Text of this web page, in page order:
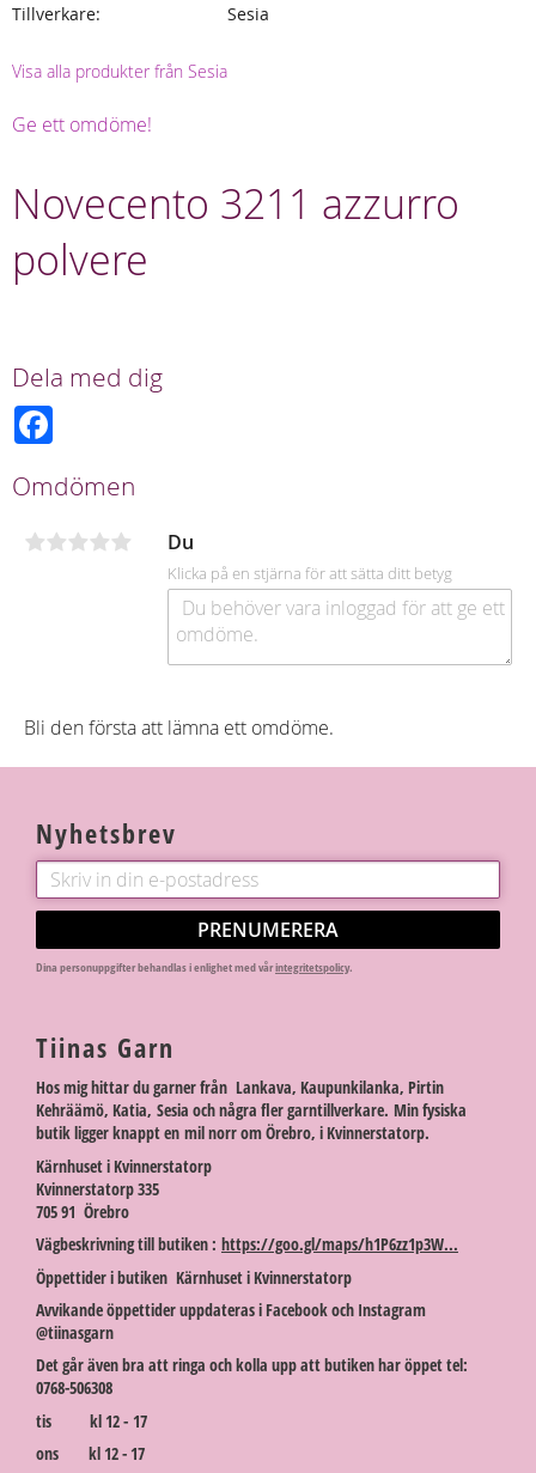
Tillverkare
Sesia
Visa alla produkter från Sesia
Ge ett omdöme!
Novecento 3211 azzurro
polvere
Dela med dig
b
o
k
Omdömen
Du
Klicka på en stjärna för att sätta ditt betyg
Bli den första att lämna ett omdöme.
Nyhetsbrev
PRENUMERERA
Dina personuppgifter behandlas i enlighet med vårintegritetspolicy.
Tiinas Garn
Hos mig hittar du garner från Lankava, Kaupunkilanka, Pirtin
Kehräämö, Katia, Sesia och några fler garntillverkare. Min fysiska
butik ligger knappt en mil norr om Örebro, i Kvinnerstatorp.
Kärnhuset i Kvinnerstatorp
Kvinnerstatorp 335
705 91 Örebro
Vägbeskrivning till butiken : https://goo.gl/maps/h1P6zz1p3W...
Öppettider i butiken Kärnhuset i Kvinnerstatorp
Avvikande öppettider uppdateras i Facebook och Instagram
@tiinasgarn
Det går även bra att ringa och kolla upp att butiken har öppet tel:
0768-506308
tis kl 12 - 17
ons kl 12 - 17